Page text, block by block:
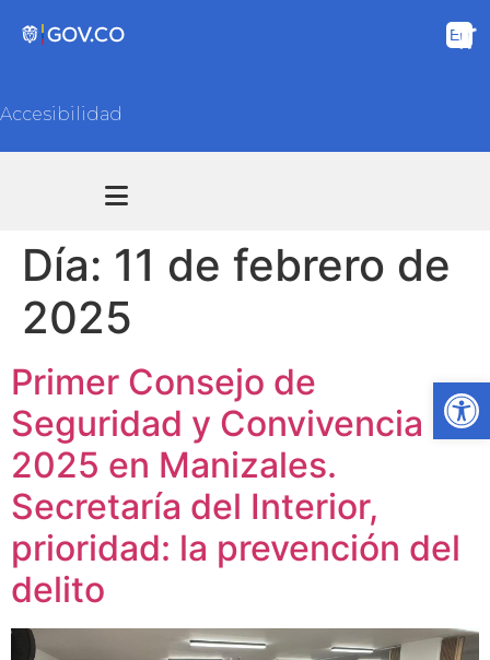
Accesibilidad
Día: 11 de febrero de
2025
Primer Consejo de
Seguridad y Convivencia de
2025 en Manizales.
Secretaría del Interior,
prioridad: la prevención del
delito